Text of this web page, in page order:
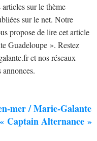
sur le thème
sur le net. Notre
propose de lire cet article
Guadeloupe ». Restez
et nos réseaux
mer / Marie-Galante
Captain Alternance »